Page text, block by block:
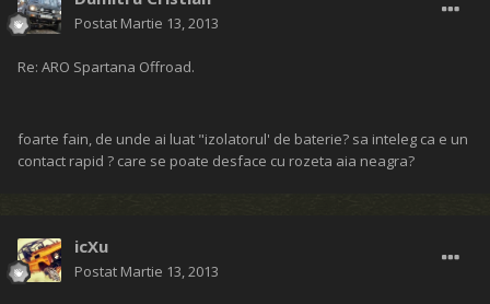
Postat Martie 13, 2013
Re: ARO Spartana Offroad.
foarte fain, de unde ai luat "izolatorul' de baterie? sa inteleg ca e un
contact rapid ? care se poate desface cu rozeta aia neagra?
icXu
Postat Martie 13, 2013